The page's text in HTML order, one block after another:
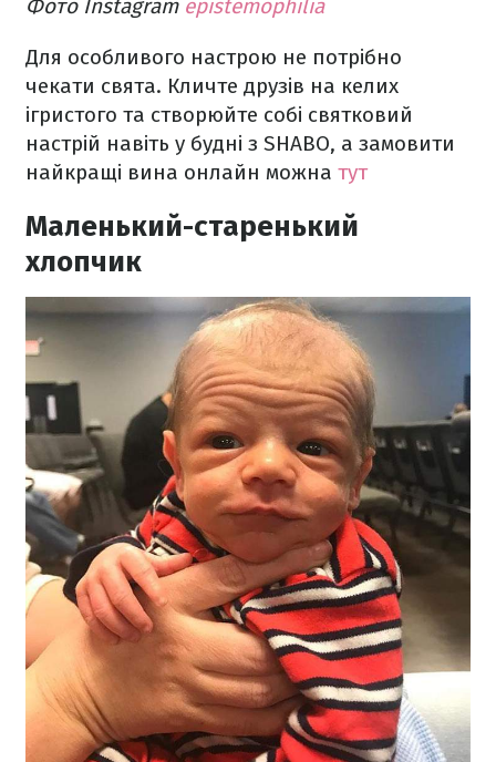
Фото Instagram epistemophilia
Для особливого настрою не потрібно
чекати свята. Кличте друзів на келих
ігристого та створюйте собі святковий
настрій навіть у будні з SHABO, а замовити
найкращі вина онлайн можна тут
Маленький-старенький
хлопчик